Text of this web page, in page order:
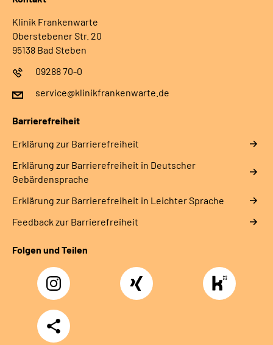
Klinik Frankenwarte
Oberstebener Str. 20
95138 Bad Steben
09288 70-0
service@klinikfrankenwarte.de
Barrierefreiheit
Erklärung zur Barrierefreiheit
Erklärung zur Barrierefreiheit in Deutscher
Gebärdensprache
Erklärung zur Barrierefreiheit in Leichter Sprache
Feedback zur Barrierefreiheit
Folgen und Teilen
Instagram Xing
https://
rentenversicherung-
nordbayern6
Teilen